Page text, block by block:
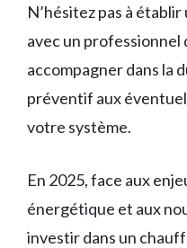
N’hésitez pas à
avec un professionnel
accompagner dans la
préventif aux
votre système.
En 2025, face aux
énergétique et aux
investir dans un